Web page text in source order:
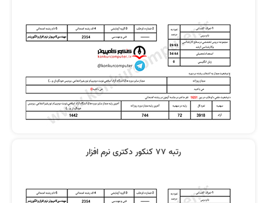
رتبه 77 کنکور دکتری نرم افزار